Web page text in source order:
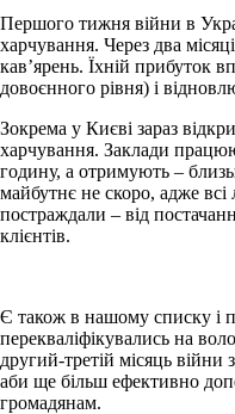
Першого тижня війни в
харчування. Через два
кав’ярень. Їхній прибуток
довоєнного рівня) і
Зокрема у Києві зараз
харчування. Заклади
годину, а отримують –
майбутнє не скоро, адже всі
постраждали – від
клієнтів.
Є також в нашому списку і
перекваліфікувались на
другий-третій місяць війни
аби ще більш ефективно
громадянам.